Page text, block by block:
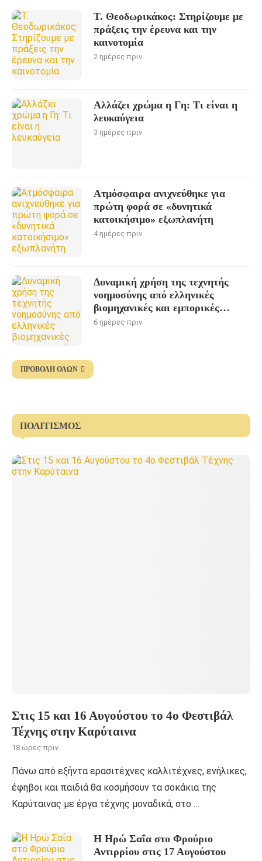
Τ. Θεοδωρικάκος: Στηρίζουμε με
πράξεις την έρευνα και την
καινοτομία
2 ημέρες πριν
Αλλάζει χρώμα η Γη: Τι είναι η
λευκαύγεια
3 ημέρες πριν
Ατμόσφαιρα ανιχνεύθηκε για
πρώτη φορά σε «δυνητικά
κατοικήσιμο» εξωπλανήτη
4 ημέρες πριν
Δυναμική χρήση της τεχνητής
νοημοσύνης από ελληνικές
βιομηχανικές και εμπορικές
επιχειρήσεις
6 ημέρες πριν
ΠΡΟΒΟΛΉ ΌΛΩΝ
ΠΟΛΙΤΙΣΜΌΣ
Στις 15 και 16 Αυγούστου το 4ο Φεστιβάλ
Τέχνης στην Καρύταινα
18 ώρες πριν
Πάνω από εξήντα ερασιτέχνες καλλιτέχνες, ενήλικες,
έφηβοι και παιδιά θα κοσμήσουν τα σοκάκια της
Καρύταινας με έργα τέχνης μοναδικά, στο …
Η Ηρώ Σαΐα στο Φρούριο
Αντιρρίου στις 17 Αυγούστου